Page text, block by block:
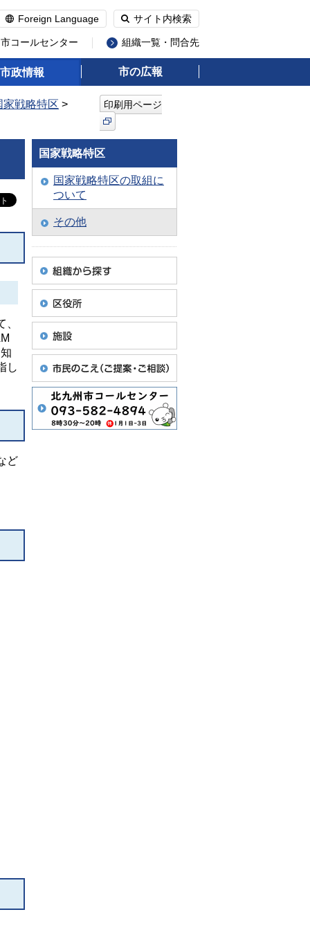
Foreign Language サイト内検索
コールセンター 組織一覧・問合先
市政情報 市の広報
家戦略特区 > 印刷用ページ
し
ど
国家戦略特区
国家戦略特区の取組に
ついて
その他